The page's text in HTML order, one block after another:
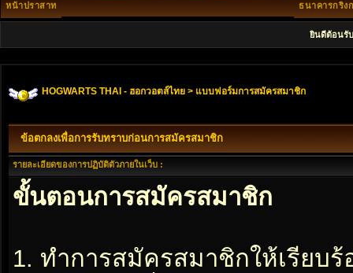
หน้าปราสาท ธนาคารกริง
ยินดีต้อนรับ
HOGWARTS THAI - ฮอกวอตส์ไทย > แบบฟอร์มการสมัครสมาชิก
ข้อตกลงเพื่อการรับทราบก่อนการสมัครสมาชิก
รายละเอียดของการปฏิบัติตัวภายในเว็บ :
ขั้นตอนการสมัครสมาชิก
1. ทำการสมัครสมาชิกให้เรียบ